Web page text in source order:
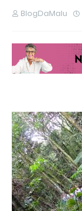
BlogDaMalu